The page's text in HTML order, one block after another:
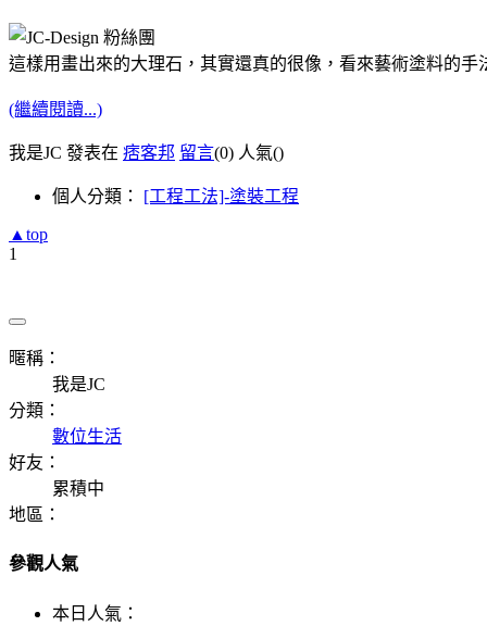
這樣用畫出來的大理石，其實還真的很像，看來藝術塗料的手
(繼續閱讀...)
我是JC 發表在 痞客邦 留言(0) 人氣()
個人分類： [工程工法]-塗裝工程
▲top
1
暱稱：
我是JC
分類：
數位生活
好友：
累積中
地區：
參觀人氣
本日人氣：